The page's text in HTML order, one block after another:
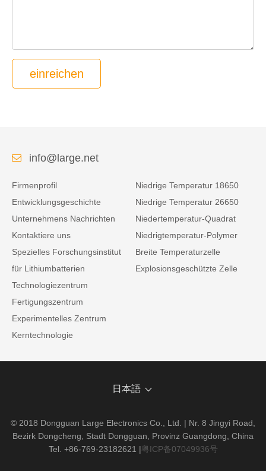
einreichen
info@large.net
Firmenprofil
Entwicklungsgeschichte
Unternehmens Nachrichten
Kontaktiere uns
Spezielles Forschungsinstitut
für Lithiumbatterien
Technologiezentrum
Fertigungszentrum
Experimentelles Zentrum
Kerntechnologie
Niedrige Temperatur 18650
Niedrige Temperatur 26650
Niedertemperatur-Quadrat
Niedrigtemperatur-Polymer
Breite Temperaturzelle
Explosionsgeschützte Zelle
日本語
© 2018 Dongguan Large Electronics Co., Ltd. | Nr. 8 Jingyi Road,
Bezirk Dongcheng, Stadt Dongguan, Provinz Guangdong, China
Tel. +86-769-23182621 |粤ICP备07049936号